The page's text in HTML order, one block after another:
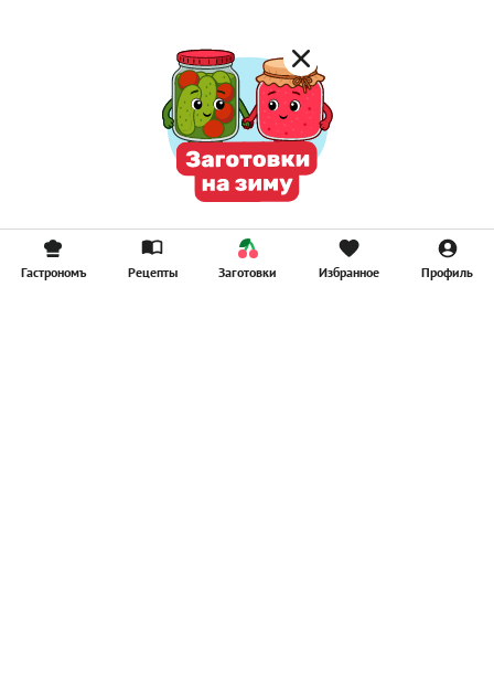
Гастрономъ Рецепты Заготовки Избранное Профиль